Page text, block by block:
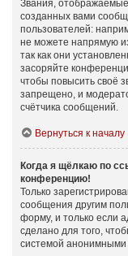
Звания,
созданных вами
пользователей:
не можете напрямую
так как они
засоряйте
чтобы повысить своё
запрещено, и
счётчика сообщений.
Вернуться к началу
Когда я щёлкаю по
конференцию!
Только
сообщения другим
форму, и только если
сделано для того,
системой анонимными